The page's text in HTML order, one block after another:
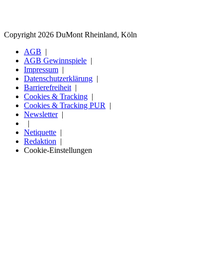
Copyright 2026 DuMont Rheinland, Köln
AGB
AGB Gewinnspiele
Impressum
Datenschutzerklärung
Barrierefreiheit
Cookies & Tracking
Cookies & Tracking PUR
Newsletter
Netiquette
Redaktion
Cookie-Einstellungen